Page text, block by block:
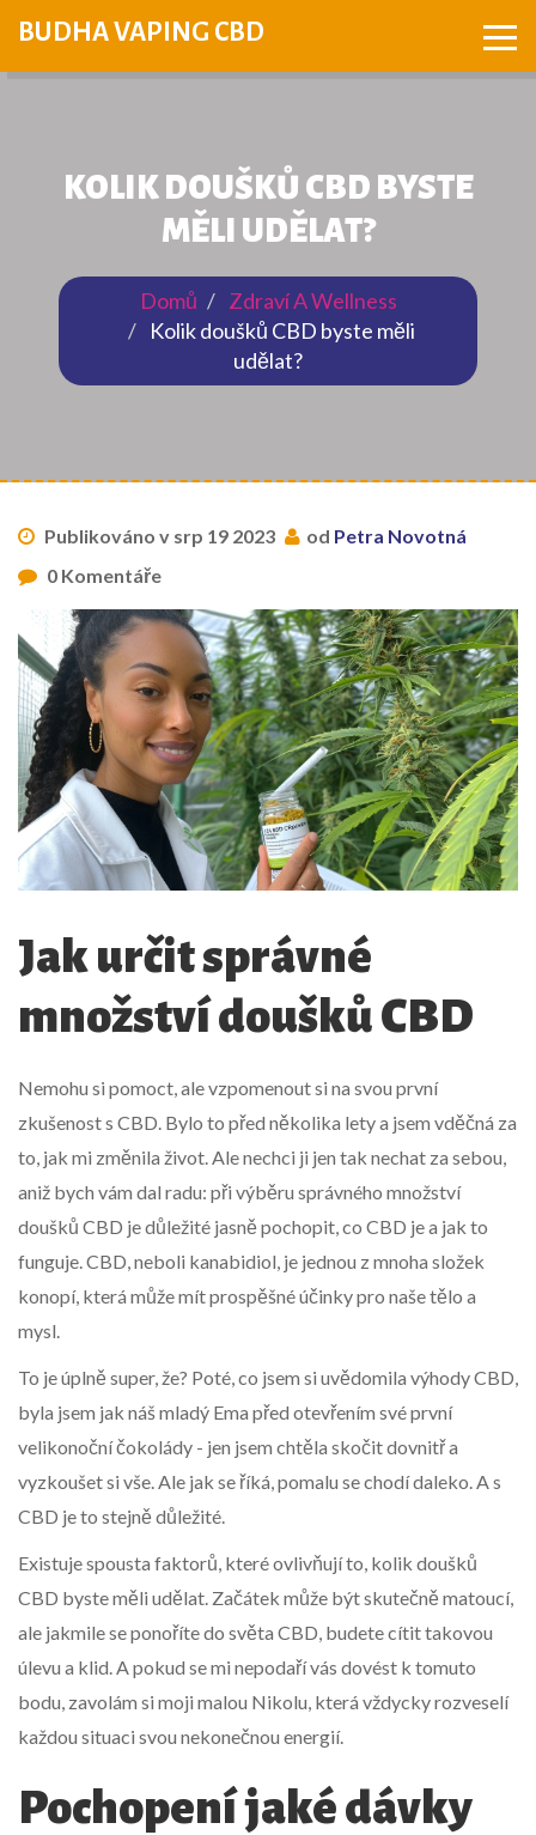
BUDHA VAPING CBD
KOLIK DOUŠKŮ CBD BYSTE
MĚLI UDĚLAT?
Domů
Zdraví A Wellness
Kolik doušků CBD byste měli
udělat?
Publikováno v srp 19 2023 od Petra Novotná
0 Komentáře
Jak určit správné
množství doušků CBD
Nemohu si pomoct, ale vzpomenout si na svou první
zkušenost s CBD. Bylo to před několika lety a jsem vděčná za
to, jak mi změnila život. Ale nechci ji jen tak nechat za sebou,
aniž bych vám dal radu: při výběru správného množství
doušků CBD je důležité jasně pochopit, co CBD je a jak to
funguje. CBD, neboli kanabidiol, je jednou z mnoha složek
konopí, která může mít prospěšné účinky pro naše tělo a
mysl.
To je úplně super, že? Poté, co jsem si uvědomila výhody CBD,
byla jsem jak náš mladý Ema před otevřením své první
velikonoční čokolády - jen jsem chtěla skočit dovnitř a
vyzkoušet si vše. Ale jak se říká, pomalu se chodí daleko. A s
CBD je to stejně důležité.
Existuje spousta faktorů, které ovlivňují to, kolik doušků
CBD byste měli udělat. Začátek může být skutečně matoucí,
ale jakmile se ponoříte do světa CBD, budete cítit takovou
úlevu a klid. A pokud se mi nepodaří vás dovést k tomuto
bodu, zavolám si moji malou Nikolu, která vždycky rozveselí
každou situaci svou nekonečnou energií.
Pochopení jaké dávky